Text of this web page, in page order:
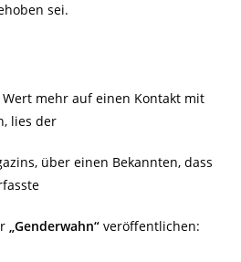
sei.
mehr auf einen Kontakt mit
lies der
über einen Bekannten, dass
„Genderwahn“ veröffentlichen: